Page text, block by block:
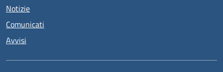
Notizie
Comunicati
Avvisi